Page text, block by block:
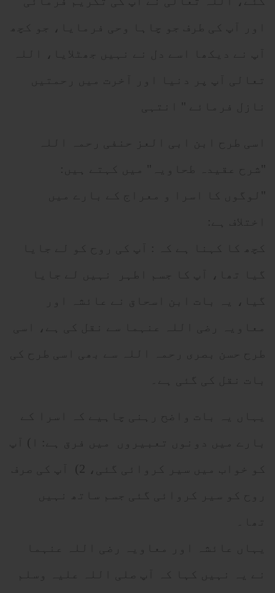
اور آپ کی طرف جو چاہا وحی فرمایا، جو کچھ
آپ نے دیکھا اسے دل نے نہیں جھٹلایا، اللہ
تعالی آپ پر دنیا اور آخرت میں رحمتیں
نازل فرمائے " انتہی
اسی طرح ابن ابی العز حنفی رحمہ اللہ
"شرح عقیدہ طحاویہ" میں کہتے ہیں:
"لوگوں کا اسرا و معراج کے بارے میں
اختلاف ہے:
کچھ کا کہنا ہے کہ : آپ کی روح کو لے جایا
گیا تھا، آپ کا جسم اطہر نہیں لے جایا
گیا، یہ بات ابن اسحاق نے عائشہ اور
معاویہ رضی اللہ عنہما سے نقل کی ہے، اسی
طرح حسن بصری رحمہ اللہ سے بھی اسی طرح کی
بات نقل کی گئی ہے۔
یہاں یہ بات واضح رہنی چاہیے کہ اسرا کے
بارے میں دونوں تعبیروں میں فرق ہے: ا) آپ
کو خواب میں سیر کروائی گئی، 2) آپ کی صرف
روح کو سیر کروائی گئی جسم ساتھ نہیں
تھا۔
یہاں عائشہ اور معاویہ رضی اللہ عنہما
نے یہ نہیں کہا کہ آپ صلی اللہ علیہ وسلم